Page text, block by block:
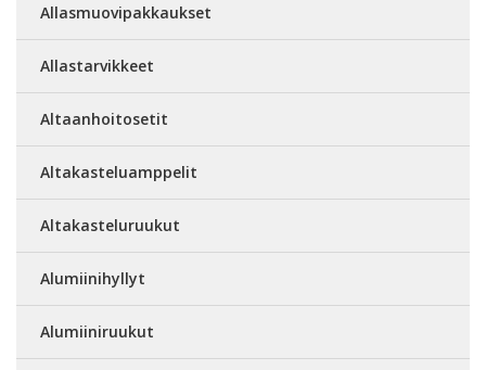
Allasmuovipakkaukset
Allastarvikkeet
Altaanhoitosetit
Altakasteluamppelit
Altakasteluruukut
Alumiinihyllyt
Alumiiniruukut